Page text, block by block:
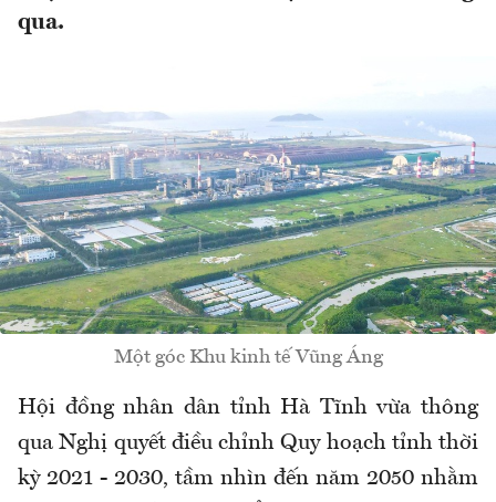
qua.
Một góc Khu kinh tế Vũng Áng
Hội đồng nhân dân tỉnh Hà Tĩnh vừa thông
qua Nghị quyết điều chỉnh Quy hoạch tỉnh thời
kỳ 2021 - 2030, tầm nhìn đến năm 2050 nhằm